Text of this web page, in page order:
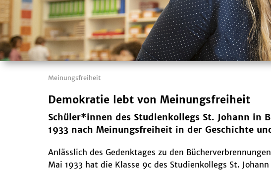
Meinungsfreiheit
Demokratie lebt von Meinungsfreiheit
Schüler*innen des Studienkollegs St. Johann in
1933 nach Meinungsfreiheit in der Geschichte
Anlässlich des Gedenktages zu den
Mai 1933 hat die Klasse 9c des Studienkollegs St.